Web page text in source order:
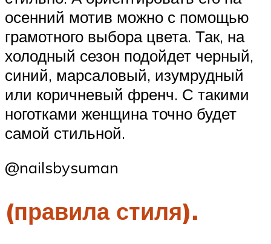
осенний мотив можно с помощью
грамотного выбора цвета. Так, на
холодный сезон подойдет черный,
синий, марсаловый, изумрудный
или коричневый френч. С такими
ноготками женщина точно будет
самой стильной.
@nailsbysuman
(правила стиля).